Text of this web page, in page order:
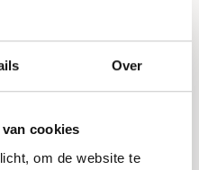
Over
cookies
om de website te